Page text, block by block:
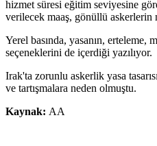
hizmet süresi eğitim seviyesine
verilecek maaş, gönüllü askerlerin
Yerel basında, yasanın, erteleme,
seçeneklerini de içerdiği yazılıyor.
Irak'ta zorunlu askerlik yasa
ve tartışmalara neden olmuştu.
Kaynak: AA